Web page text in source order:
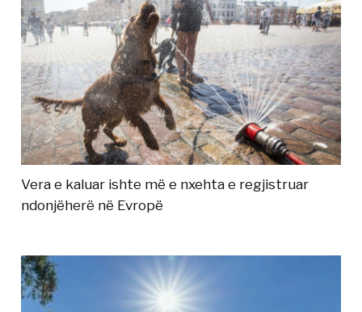
Vera e kaluar ishte më e nxehta e regjistruar
ndonjëherë në Evropë